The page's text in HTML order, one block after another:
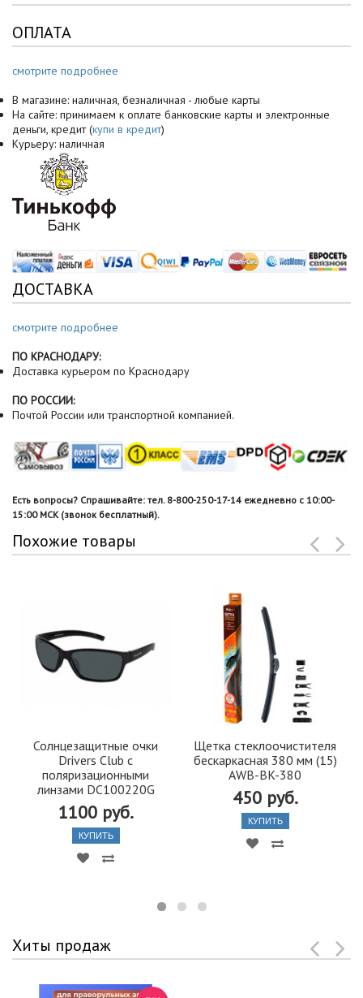
ОПЛАТА
смотрите подробнее
В магазине: наличная, безналичная - любые карты
На сайте: принимаем к оплате банковские карты и электронные
деньги, кредит (купи в кредит)
Курьеру: наличная
ДОСТАВКА
смотрите подробнее
ПО КРАСНОДАРУ:
Доставка курьером по Краснодару
ПО РОССИИ:
Почтой России или транспортной компанией.
Есть вопросы? Спрашивайте: тел. 8-800-250-17-14 ежедневно с 10:00-
15:00 МСК (звонок бесплатный).
Похожие товары
Солнцезащитные очки
Drivers Club с
поляризационными
линзами DC100220G
1100 руб.
КУПИТЬ
Щетка стеклоочистителя
бескаркасная 380 мм (15)
AWB-BK-380
450 руб.
КУПИТЬ
Хиты продаж